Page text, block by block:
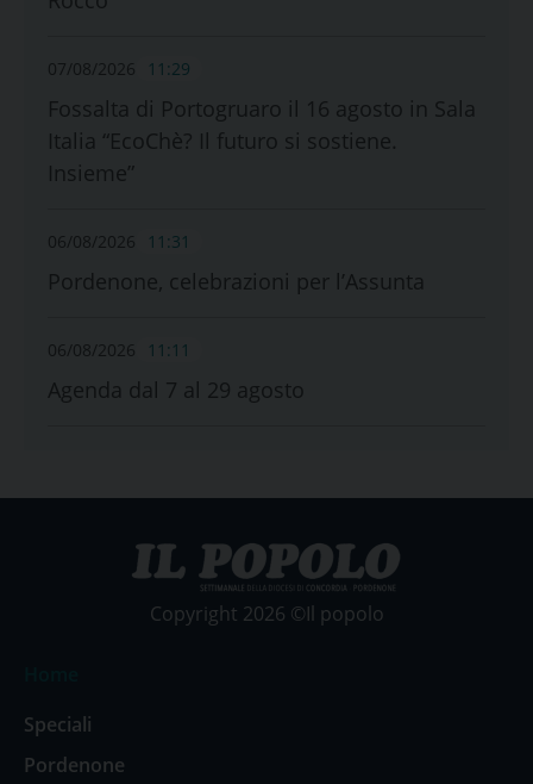
07/08/2026 11:29
Fossalta di Portogruaro il 16 agosto in Sala
Italia “EcoChè? Il futuro si sostiene.
Insieme”
06/08/2026 11:31
Pordenone, celebrazioni per l’Assunta
06/08/2026 11:11
Agenda dal 7 al 29 agosto
Copyright 2026 ©Il popolo
Speciali
Pordenone